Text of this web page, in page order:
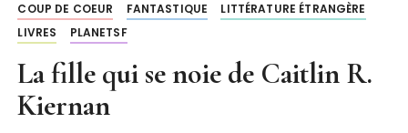
COUP DE COEUR FANTASTIQUE
LITTÉRATURE ÉTRANGÈRE
LIVRES
PLANETSF
La fille qui se noie de Caitlin R.
Kiernan